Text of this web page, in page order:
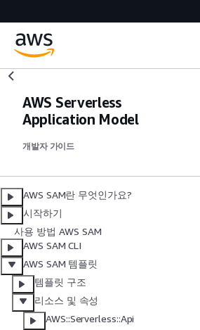
AWS Serverless
Application Model
개발자 가이드
AWS SAM란 무엇인가요?
시작하기
사용 방법 AWS SAM
AWS SAM CLI
AWS SAM 템플릿
템플릿 구조
리소스 및 속성
AWS::Serverless::Api